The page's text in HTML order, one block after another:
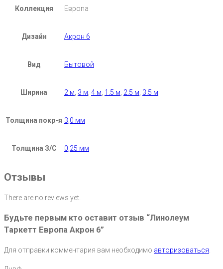
Коллекция Европа
Дизайн Акрон 6
Вид Бытовой
Ширина 2 м 3 м 4 м 1.5 м 2.5 м 3.5 м
Толщина покр-я 3,0 мм
Толщина З/С 0,25 мм
Отзывы
There are no reviews yet.
Будьте первым кто оставит отзыв “Линолеум
Таркетт Европа Акрон 6”
Для отправки комментария вам необходимо авторизоваться.